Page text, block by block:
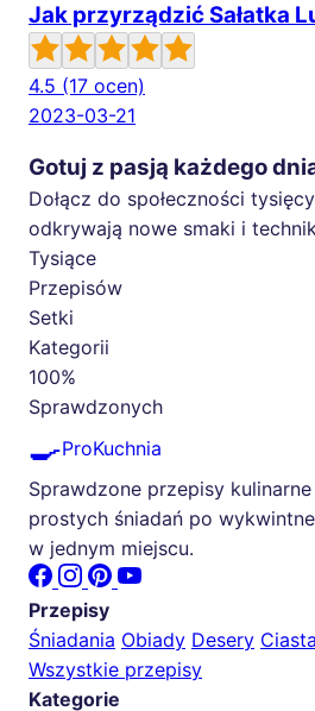
Jak przyrządzić Sałatka
4.5 (17 ocen)
2023-03-21
Gotuj z pasją każdego
Dołącz do społeczności
odkrywają nowe smaki i
Tysiące
Przepisów
Setki
Kategorii
100%
Sprawdzonych
🍳ProKuchnia
Sprawdzone przepisy
prostych śniadań po
w jednym miejscu.
Przepisy
Śniadania Obiady Desery Ciasta
Wszystkie przepisy
Kategorie